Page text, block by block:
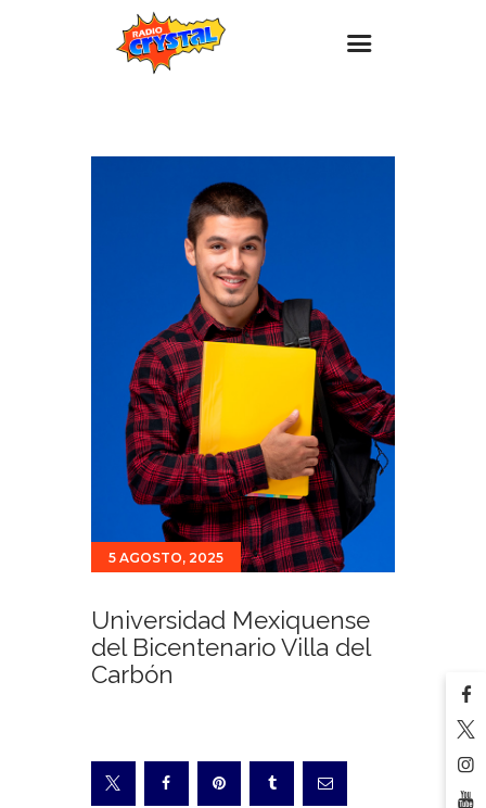
Promociones
Contacto
5 AGOSTO, 2025
Universidad Mexiquense
del Bicentenario Villa del
Carbón